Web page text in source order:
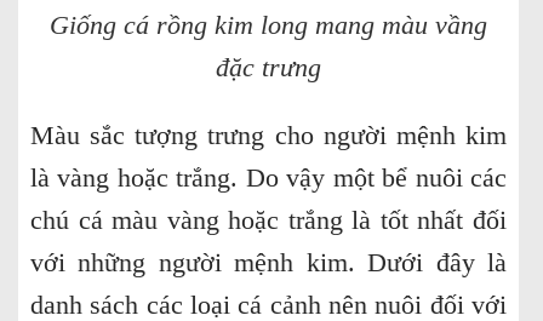
Giống cá rồng kim long mang màu vầng
đặc trưng
Màu sắc tượng trưng cho người mệnh kim
là vàng hoặc trắng. Do vậy một bể nuôi các
chú cá màu vàng hoặc trắng là tốt nhất đối
với những người mệnh kim. Dưới đây là
danh sách các loại cá cảnh nên nuôi đối với